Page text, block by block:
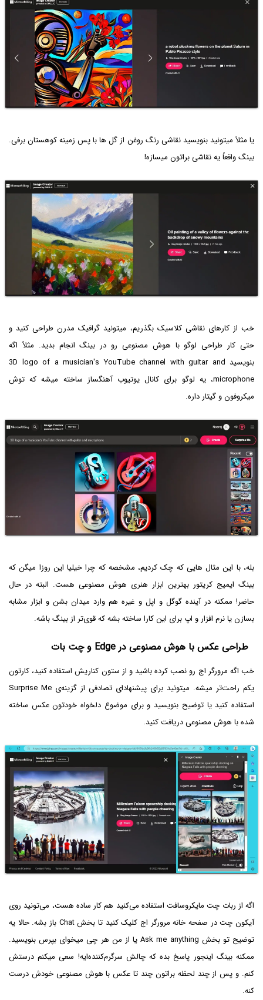
یا مثلاً میتونید بنویسید نقاشی رنگ روغن از گل ها با پس زمینه کوهستان برفی.
بینگ واقعاً یه نقاشی براتون میسازه!
خب از کارهای نقاشی کلاسیک بگذریم، میتونید گرافیک مدرن طراحی کنید و
حتی کار طراحی لوگو با هوش مصنوعی رو در بینگ انجام بدید. مثلاً اگه
بنویسید 3D logo of a musician's YouTube channel with guitar and
microphone، یه لوگو برای کانال یوتیوب آهنگساز ساخته میشه که توش
میکروفون و گیتار داره.
بله، با این مثال هایی که چک کردیم، مشخصه که چرا خیلیا این روزا میگن که
بینگ ایمیج کریتور بهترین ابزار هنری هوش مصنوعی هست. البته در حال
حاضر! ممکنه در آینده گوگل و اپل و غیره هم وارد میدان بشن و ابزار مشابه
بسازن یا نرم افزار و اپ برای این کارا ساخته بشه که قوی‌تر از بینگ باشه.
طراحی عکس با هوش مصنوعی در Edge و چت بات
خب اگه مرورگر اج رو نصب کرده باشید و از ستون کناریش استفاده کنید، کارتون
یکم راحت‌تر میشه. میتونید برای پیشنهادای تصادفی از گزینه‌ی Surprise Me
استفاده کنید یا توضیح بنویسید و برای موضوع دلخواه خودتون عکس ساخته
شده با هوش مصنوعی دریافت کنید.
اگه از ربات چت مایکروسافت استفاده می‌کنید هم کار ساده هست، می‌تونید روی
آیکون چت در صفحه خانه مرورگر اج کلیک کنید تا بخش Chat باز بشه. حالا یه
توضیح تو بخش Ask me anything یا از من هر چی میخوای بپرس بنویسید.
ممکنه بینگ اینجور پاسخ بده که چالش سرگرم‌کننده‌ایه! سعی میکنم درستش
کنم. و پس از چند لحظه براتون چند تا عکس با هوش مصنوعی خودش درست
کنه.